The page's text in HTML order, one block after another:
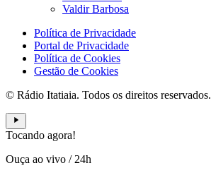
Valdir Barbosa
Política de Privacidade
Portal de Privacidade
Política de Cookies
Gestão de Cookies
© Rádio Itatiaia. Todos os direitos reservados.
Tocando agora!
Ouça ao vivo / 24h